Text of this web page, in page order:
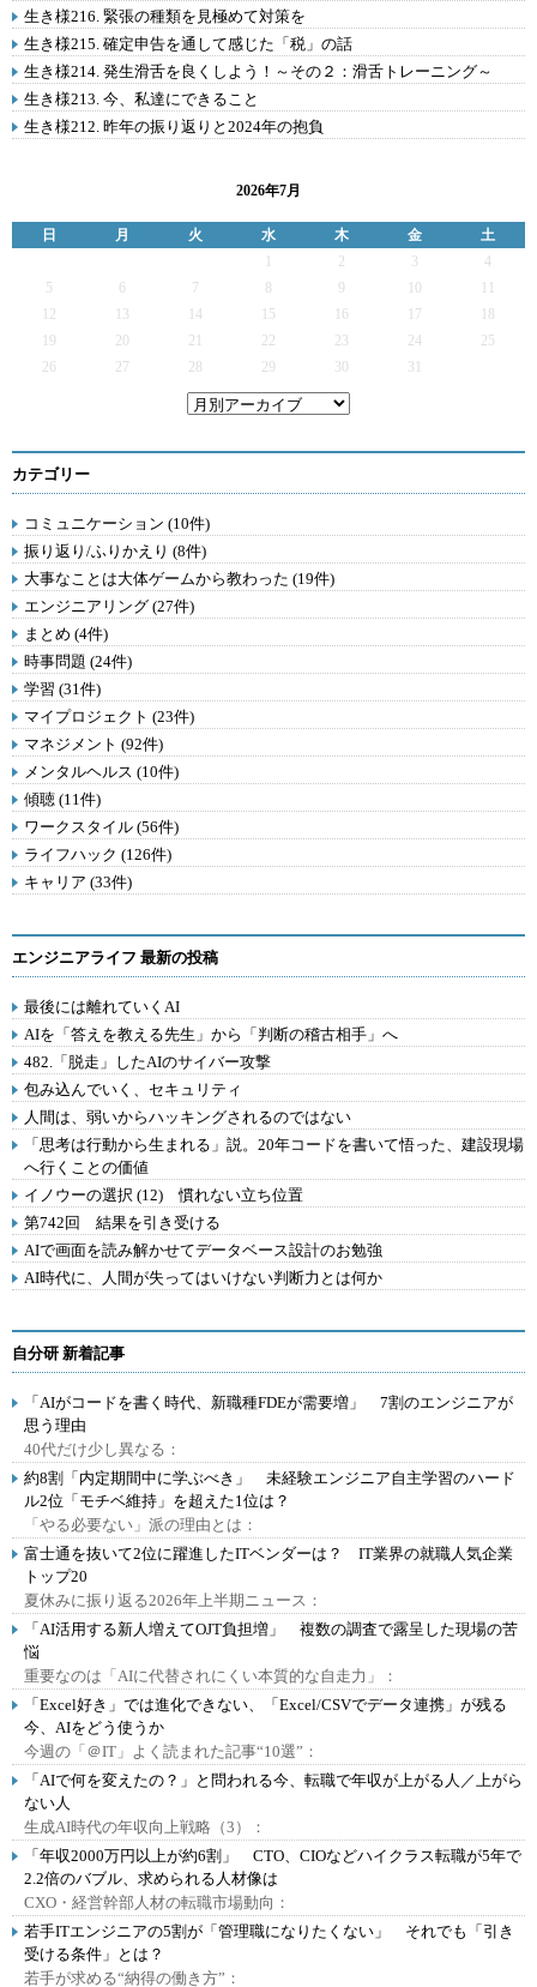
生き様216. 緊張の種類を見極めて対策を
生き様215. 確定申告を通して感じた「税」の話
生き様214. 発生滑舌を良くしよう！～その２：滑舌トレーニング～
生き様213. 今、私達にできること
生き様212. 昨年の振り返りと2024年の抱負
2026年7月
日 月 火 水 木 金
土
2 3
4
5
6 7 9
12
13 14 15 16 17
19
20 21 22 23 24
25
26
27 28 29 30 31
カテゴリー
コミュニケーション (10件)
振り返り/ふりかえり (8件)
大事なことは大体ゲームから教わった (19件)
エンジニアリング (27件)
まとめ (4件)
時事問題 (24件)
学習 (31件)
マイプロジェクト (23件)
マネジメント (92件)
メンタルヘルス (10件)
傾聴 (11件)
ワークスタイル (56件)
ライフハック (126件)
キャリア (33件)
エンジニアライフ 最新の投稿
最後には離れていくAI
AIを「答えを教える先生」から「判断の稽古相手」へ
482.「脱走」したAIのサイバー攻撃
包み込んでいく、セキュリティ
人間は、弱いからハッキングされるのではない
「思考は行動から生まれる」説。20年コードを書いて悟った、建設現場
へ行くことの価値
イノウーの選択 (12) 慣れない立ち位置
第742回 結果を引き受ける
AIで画面を読み解かせてデータベース設計のお勉強
AI時代に、人間が失ってはいけない判断力とは何か
自分研 新着記事
「AIがコードを書く時代、新職種FDEが需要増」 7割のエンジニアが
思う理由
40代だけ少し異なる：
約8割「内定期間中に学ぶべき」 未経験エンジニア自主学習のハード
ル2位「モチベ維持」を超えた1位は？
「やる必要ない」派の理由とは：
富士通を抜いて2位に躍進したITベンダーは？ IT業界の就職人気企業
トップ20
夏休みに振り返る2026年上半期ニュース：
「AI活用する新人増えてOJT負担増」 複数の調査で露呈した現場の苦
悩
重要なのは「AIに代替されにくい本質的な自走力」：
「Excel好き」では進化できない、「Excel/CSVでデータ連携」が残る
今、AIをどう使うか
今週の「＠IT」よく読まれた記事“10選”：
「AIで何を変えたの？」と問われる今、転職で年収が上がる人／上がら
ない人
生成AI時代の年収向上戦略（3）：
「年収2000万円以上が約6割」 CTO、CIOなどハイクラス転職が5年で
2.2倍のバブル、求められる人材像は
CXO・経営幹部人材の転職市場動向：
若手ITエンジニアの5割が「管理職になりたくない」 それでも「引き
受ける条件」とは？
若手が求める“納得の働き方”：